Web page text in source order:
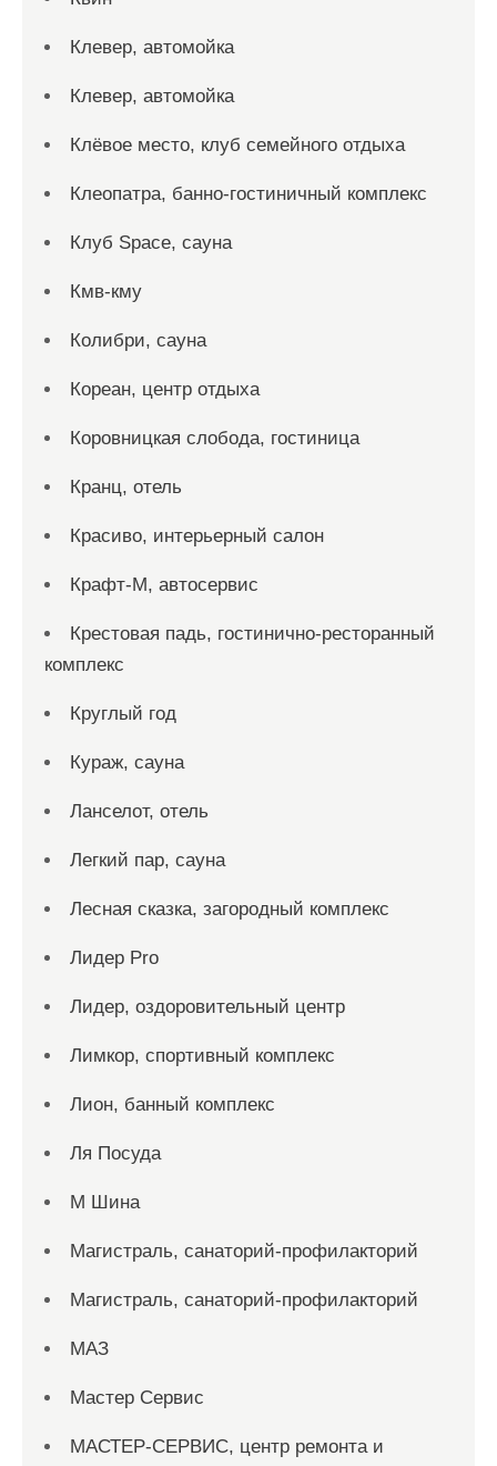
Клевер, автомойка
Клевер, автомойка
Клёвое место, клуб семейного отдыха
Клеопатра, банно-гостиничный комплекс
Клуб Space, сауна
Кмв-кму
Колибри, сауна
Кореан, центр отдыха
Коровницкая слобода, гостиница
Кранц, отель
Красиво, интерьерный салон
Крафт-М, автосервис
Крестовая падь, гостинично-ресторанный
комплекс
Круглый год
Кураж, сауна
Ланселот, отель
Легкий пар, сауна
Лесная сказка, загородный комплекс
Лидер Pro
Лидер, оздоровительный центр
Лимкор, спортивный комплекс
Лион, банный комплекс
Ля Посуда
М Шина
Магистраль, санаторий-профилакторий
Магистраль, санаторий-профилакторий
МАЗ
Мастер Сервис
МАСТЕР-СЕРВИС, центр ремонта и